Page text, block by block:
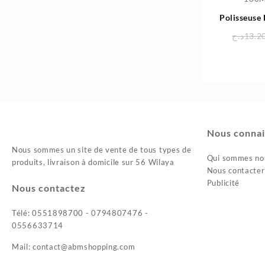
Polisseuse
د.ج
Nous sommes un site de vente de tous types de
produits, livraison à domicile sur 56 Wilaya
Nous contactez
Télé: 0551898700 - 0794807476 -
0556633714
Mail: contact@abmshopping.com
Nous
Qui sommes
Nous contacter
Publicité